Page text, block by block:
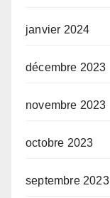
janvier 2024
décembre 2023
novembre 2023
octobre 2023
septembre 2023